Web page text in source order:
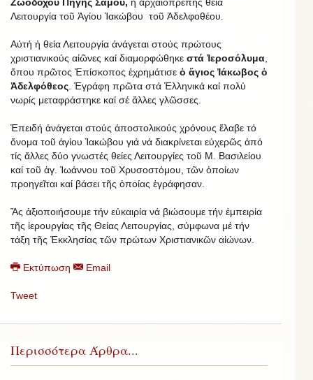
Λειτουργία τοῦ Ἁγίου Ἰακώβου τοῦ Ἀδελφοθέου.
Αὐτή ἡ θεία Λειτουργία ἀνάγεται στούς πρώτους
χριστιανικούς αἰῶνες καί διαμορφώθηκε στά Ἱεροσόλυμα
ὅπου πρῶτος Ἐπίσκοπος ἐχρημάτισε ὁ ἅγιος Ἰάκωβος ὁ
Ἀδελφόθεος . Ἐγράφη πρῶτα στά Ἑλληνικά καί πολύ
νωρίς μεταφράστηκε καί σέ ἄλλες γλῶσσες.
Ἐπειδή ἀνάγεται στούς ἀποστολικούς χρόνους ἔλαβε τό
ὄνομα τοῦ ἁγίου Ἰακώβου γιά νά διακρίνεται εὐχερῶς ἀπό
τίς ἄλλες δύο γνωστές θείες Λειτουργίες τοῦ Μ. Βασιλείου
καί τοῦ ἁγ. Ἰωάννου τοῦ Χρυσοστόμου, τῶν ὁποίων
προηγεῖται καί βάσει τῆς ὁποίας ἐγράφησαν.
Ἄς ἀξιοποιήσουμε τήν εὐκαιρία νά βιώσουμε τήν ἐμπειρία
τῆς ἱερουργίας τῆς Θείας Λειτουργίας, σύμφωνα μέ τήν
τάξη τῆς Ἐκκλησίας τῶν πρώτων Χριστιανικῶν αἰώνων.
Εκτύπωση Email
Tweet
Περισσότερα Άρθρα...